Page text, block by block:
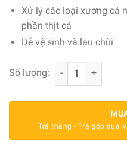
Xử lý các loại xương cá
phần thịt cá
Dễ vệ sinh và lau chùi
Số lượng: Nhíp Nhổ Xương
Trả thẳng - Trả góp qua